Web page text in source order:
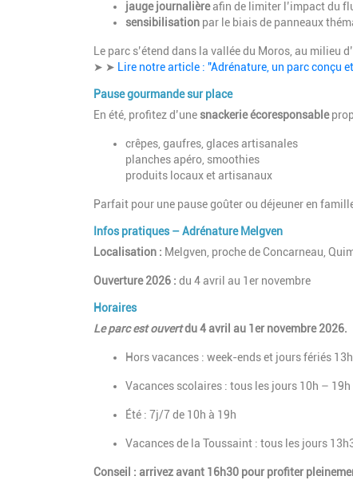
jauge journalièreafin de limiter l’impact du
sensibilisation par le biais de panneaux
Le parc s’étend dans la vallée du Moros, au milieu
➤ ➤ Lire notre article : "Adrénature, un parc conçu
Pause gourmande sur place
En été, profitez d’unesnackerie écoresponsable
crêpes, gaufres, glaces artisanales
planches apéro, smoothies
produits locaux et artisanaux
Parfait pour une pause goûter ou déjeuner en
Infos pratiques – Adrénature Melgven
Localisation : Melgven, proche de Concarneau,
Ouverture 2026 : du 4 avril au 1er novembre
Horaires
Le parc est ouvertdu 4 avril au 1er novembre 2026.
Hors vacances : week-ends et jours fériés
Vacances scolaires : tous les jours 10h – 19h
Été : 7j/7 de 10h à 19h
Vacances de la Toussaint : tous les jours
Conseil : arrivez avant 16h30 pour profiter